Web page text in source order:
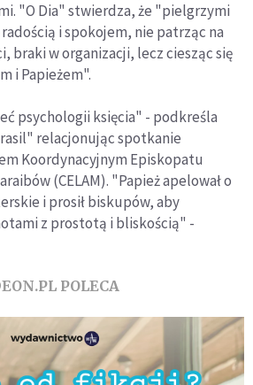
"O Dia" stwierdza, że "pielgrzymi
i spokojem, nie patrząc na
braki w organizacji, lecz ciesząc się
i Papieżem".
psychologii księcia" - podkreśla
relacjonując spotkanie
Koordynacyjnym Episkopatu
(CELAM). "Papież apelował o
i prosił biskupów, aby
z prostotą i bliskością" -
POLECA